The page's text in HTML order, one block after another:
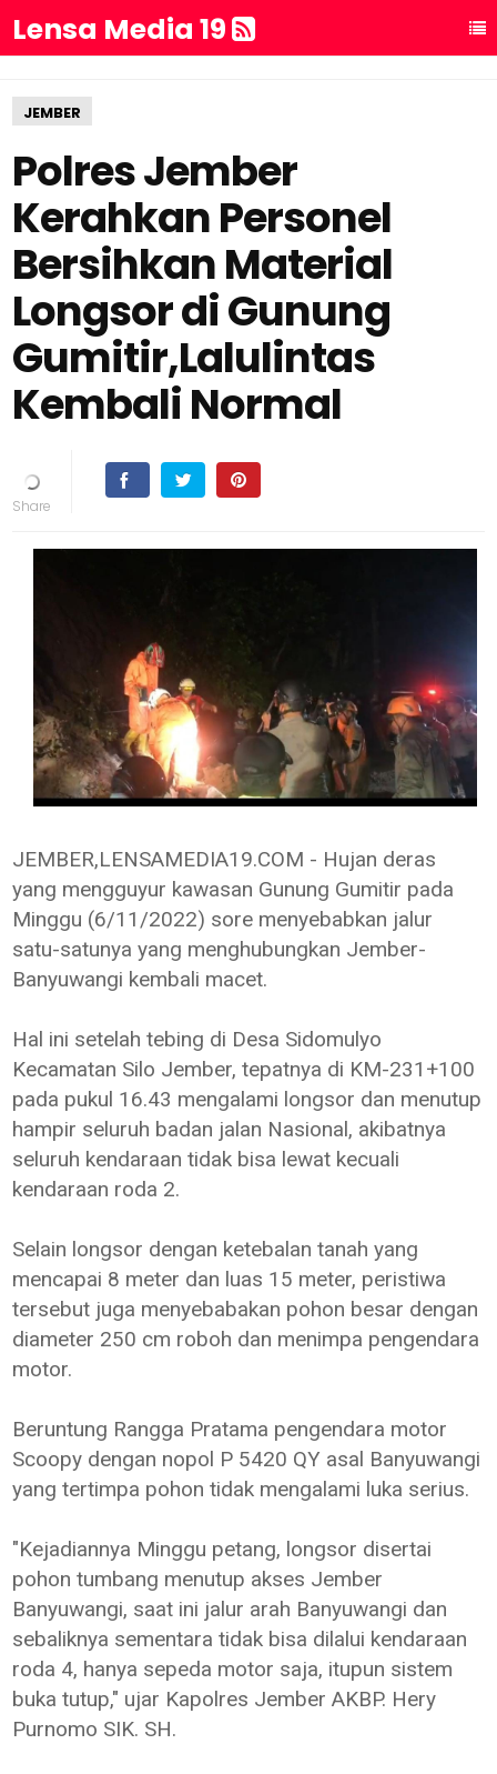
Lensa Media 19
JEMBER
Polres Jember
Kerahkan Personel
Bersihkan Material
Longsor di Gunung
Gumitir,Lalulintas
Kembali Normal
JEMBER,LENSAMEDIA19.COM - Hujan deras
yang mengguyur kawasan Gunung Gumitir pada
Minggu (6/11/2022) sore menyebabkan jalur
satu-satunya yang menghubungkan Jember-
Banyuwangi kembali macet.
Hal ini setelah tebing di Desa Sidomulyo
Kecamatan Silo Jember, tepatnya di KM-231+100
pada pukul 16.43 mengalami longsor dan menutup
hampir seluruh badan jalan Nasional, akibatnya
seluruh kendaraan tidak bisa lewat kecuali
kendaraan roda 2.
Selain longsor dengan ketebalan tanah yang
mencapai 8 meter dan luas 15 meter, peristiwa
tersebut juga menyebabakan pohon besar dengan
diameter 250 cm roboh dan menimpa pengendara
motor.
Beruntung Rangga Pratama pengendara motor
Scoopy dengan nopol P 5420 QY asal Banyuwangi
yang tertimpa pohon tidak mengalami luka serius.
"Kejadiannya Minggu petang, longsor disertai
pohon tumbang menutup akses Jember
Banyuwangi, saat ini jalur arah Banyuwangi dan
sebaliknya sementara tidak bisa dilalui kendaraan
roda 4, hanya sepeda motor saja, itupun sistem
buka tutup," ujar Kapolres Jember AKBP. Hery
Purnomo SIK. SH.